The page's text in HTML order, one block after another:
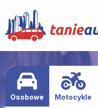
Osobowe Motocykle